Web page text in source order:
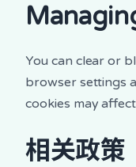
You can clear or
browser settings
cookies may
相关政策